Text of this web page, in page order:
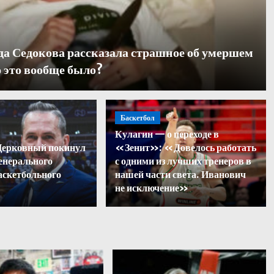
ответил на хейт
с ЧМ-2026
Седокова рассказала страшное об умершем
вообще было?
покинул
Баскетбол
Кулагин — о переходе в
«Зенит»: «Довелось работать
с одними из лучших тренеров в
нашей части света. Иванович
не исключение»